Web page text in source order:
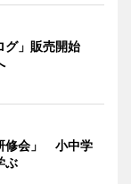
グ」販売開始
修会」 小中学
ぶ